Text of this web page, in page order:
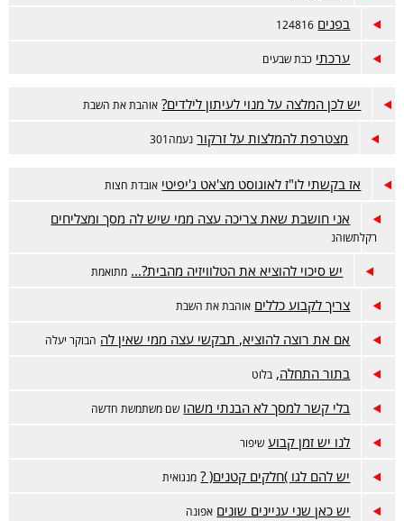
בפנים 124816
ערכתי כבת שבעים
יש לכן המלצה על מנוי לעיתון לילדים? אוהבת את השבת
מצטרפת להמלצות על זרקור נעמה301
אז בקשתי לו"ז לאוגוסט מצ'אט ג'יפיטי אובדת חצות
אני חושבת שאת צריכה עצה ממי שיש לה מסך ומצליחים
רקלתשוהנ
יש סיכוי להוציא את הטלוויזיה מהבית?... מתואמת
צריך לקבוע כללים אוהבת את השבת
אם את רוצה להוציא, תבקשי עצה ממי שאין לה הבוקר יעלה
בתור התחלה, בלוט
בלי קשר למסך לא הבנתי משהו שם משתמשת חדשה
לנו יש זמן קבוע שיפור
יש להם לגו )חלקים קטנים( ? מנגואית
יש כאן שני עניינים שונים אפונה